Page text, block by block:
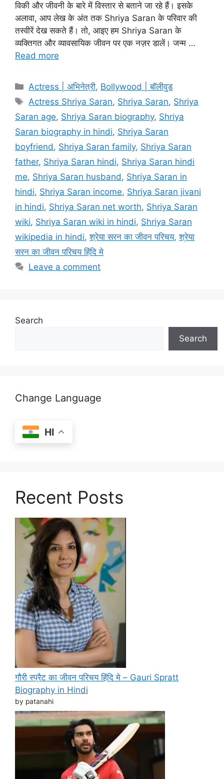
विकी और जीवनी के बारे में विस्तार से बताने जा रहे हैं। इसके
अलावा, आप लेख के अंत तक Shriya Saran के परिवार की
तस्वीरें देख सकते हैं। तो, आइए हम Shriya Saran के
व्यक्तिगत और व्यावसायिक जीवन पर एक नज़र डालें। जन्म …
Read more
Categories
Actress | अभिनेत्री, Bollywood | बॉलीवुड
Tags
Actress Shriya Saran, Shriya Saran, Shriya
Saran age, Shriya Saran biography, Shriya
Saran biography in hindi, Shriya Saran
boyfriend, Shriya Saran family, Shriya Saran
father, Shriya Saran hindi, Shriya Saran hindi
me, Shriya Saran husband, Shriya Saran in
hindi, Shriya Saran income, Shriya Saran jivani
in hindi, Shriya Saran net worth, Shriya Saran
wiki, Shriya Saran wiki in hindi, Shriya Saran
wikipedia in hindi,श्रेया सरन का जीवन परिचय,श्रेया
सरन का जीवन परिचय हिंदि मे
Leave a comment
Search
Search
Change Language
HI
Recent Posts
गौरी स्प्रैट का जीवन परिचय हिंदि मे – Gauri Spratt
Biography in Hindi
by patanahi